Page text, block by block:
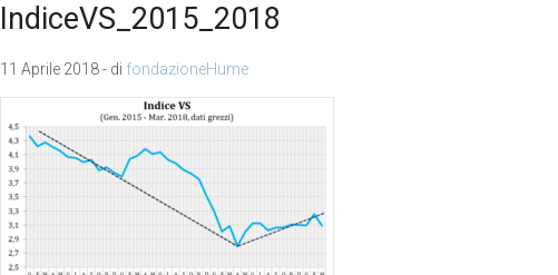
IndiceVS_2015_2018
11 Aprile 2018 - di fondazioneHume